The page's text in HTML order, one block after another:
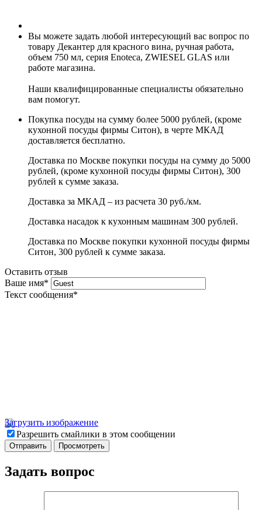
Вы можете задать любой интересующий вас вопрос по
товару Декантер для красного вина, ручная работа,
объем 750 мл, серия Enoteca, ZWIESEL GLAS или
работе магазина.
Наши квалифицированные специалисты обязательно
вам помогут.
Покупка посуды на сумму более 5000 рублей, (кроме
кухонной посуды фирмы Ситон), в черте МКАД
доставляется бесплатно.
Доставка по Москве покупки посуды на сумму до 5000
рублей, (кроме кухонной посуды фирмы Ситон), 300
рублей к сумме заказа.
Доставка за МКАД – из расчета 30 руб./км.
Доставка насадок к кухонным машинам 300 рублей.
Доставка по Москве покупки кухонной посуды фирмы
Ситон, 300 рублей к сумме заказа.
Оставить отзыв
Ваше имя*
Текст сообщения*
Загрузить изображение
Разрешить смайлики в этом сообщении
Задать вопрос